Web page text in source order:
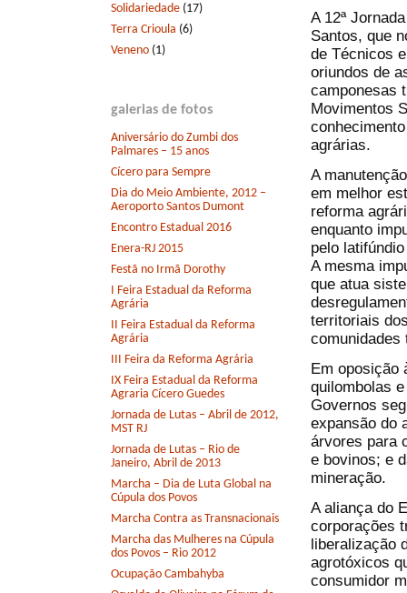
Solidariedade (17)
Terra Crioula (6)
Veneno (1)
galerias de fotos
Aniversário do Zumbi dos
Palmares – 15 anos
Cícero para Sempre
Dia do Meio Ambiente, 2012 –
Aeroporto Santos Dumont
Encontro Estadual 2016
Enera-RJ 2015
Festã no Irmã Dorothy
I Feira Estadual da Reforma
Agrária
II Feira Estadual da Reforma
Agrária
III Feira da Reforma Agrária
IX Feira Estadual da Reforma
Agraria Cícero Guedes
Jornada de Lutas – Abril de 2012,
MST RJ
Jornada de Lutas – Rio de
Janeiro, Abril de 2013
Marcha – Dia de Luta Global na
Cúpula dos Povos
Marcha Contra as Transnacionais
Marcha das Mulheres na Cúpula
dos Povos – Rio 2012
Ocupação Cambahyba
A 12ª
Santos, que
de Técnicos
oriundos de
camponesas
Movimentos
agrárias.
A
em melhor
reforma
enquanto
pelo
A mesma
que atua
territoriais
comunidades
Em oposição
quilombolas
Governos
expansão do
árvores para
e bovinos; e
mineração.
A aliança do
corporações
liberalização
agrotóxicos
consumidor